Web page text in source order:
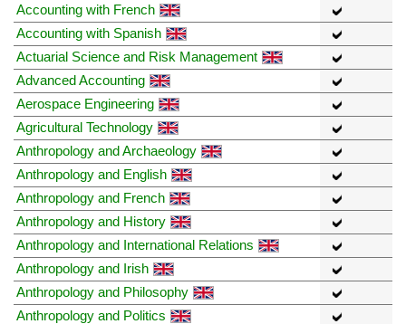
Accounting with French
Accounting with Spanish
Actuarial Science and Risk Management
Advanced Accounting
Aerospace Engineering
Agricultural Technology
Anthropology and Archaeology
Anthropology and English
Anthropology and French
Anthropology and History
Anthropology and International Relations
Anthropology and Irish
Anthropology and Philosophy
Anthropology and Politics